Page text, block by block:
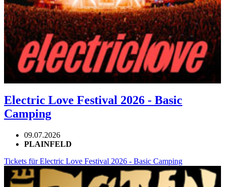
Electric Love Festival 2026 - Basic
Camping
09.07.2026
PLAINFELD
Tickets für Electric Love Festival 2026 - Basic Camping